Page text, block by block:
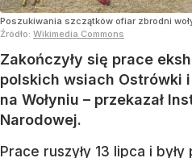
Poszukiwania szczątków ofiar zbrodni
Źródło: Wikimedia Commons
Zakończyły się prace
polskich wsiach Ostrówki
na Wołyniu – przekazał
Narodowej.
Prace ruszyły 13 lipca i